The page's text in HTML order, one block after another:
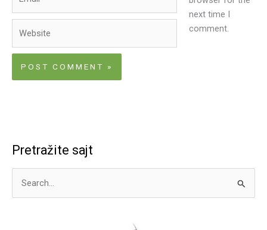
next time I
comment.
Pretražite sajt